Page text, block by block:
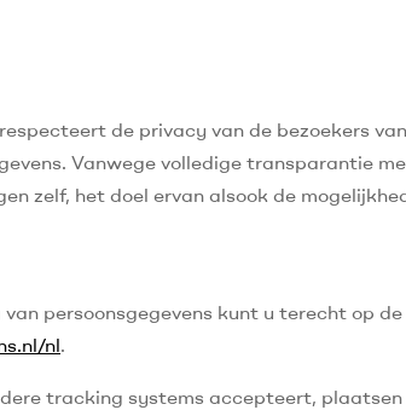
de privacy van de bezoekers
Vanwege volledige transparantie
zelf, het doel ervan alsook de
persoonsgegevens kunt u terecht op
nl.
tracking systems accepteert,